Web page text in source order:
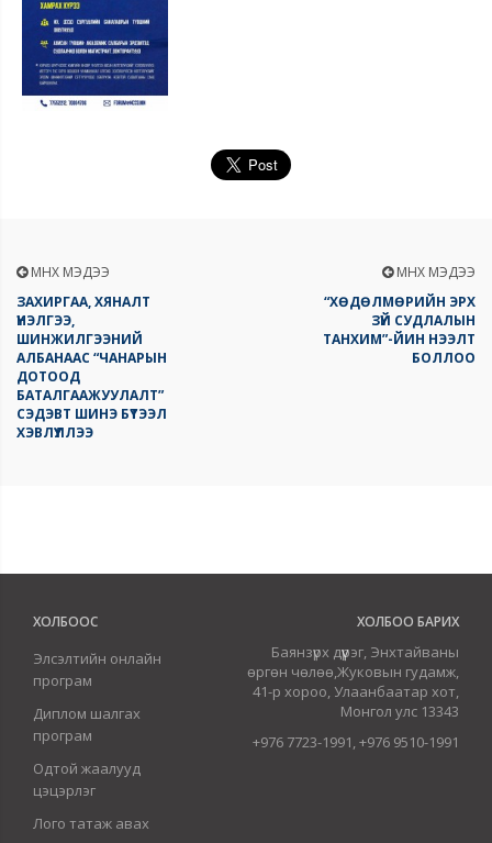
ӨМНӨХ МЭДЭЭ
ЗАХИРГАА, ХЯНАЛТ
ҮНЭЛГЭЭ,
ШИНЖИЛГЭЭНИЙ
АЛБАНААС “ЧАНАРЫН
ДОТООД
БАТАЛГААЖУУЛАЛТ”
СЭДЭВТ ШИНЭ БҮТЭЭЛ
ХЭВЛҮҮЛЛЭЭ
ӨМНӨХ МЭДЭЭ
“ХӨДӨЛМӨРИЙН ЭРХ
ЗҮЙ СУДЛАЛЫН
ТАНХИМ”-ЙИН НЭЭЛТ
БОЛЛОО
ХОЛБООС
Элсэлтийн онлайн
програм
Диплом шалгах
програм
Одтой жаалууд
цэцэрлэг
Лого татаж авах
ХОЛБОО БАРИХ
Баянзүрх дүүрэг, Энхтайваны
өргөн чөлөө,Жуковын гудамж,
41-р хороо, Улаанбаатар хот,
Монгол улс 13343
+976 7723-1991, +976 9510-1991